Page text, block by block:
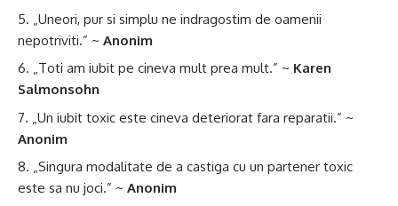
„Uneori, pur si simplu ne indragostim de oamenii
nepotriviti.” ~ Anonim
„Toti am iubit pe cineva mult prea mult.” ~ Karen
Salmonsohn
„Un iubit toxic este cineva deteriorat fara reparatii.” ~
Anonim
„Singura modalitate de a castiga cu un partener toxic
este sa nu joci.” ~ Anonim